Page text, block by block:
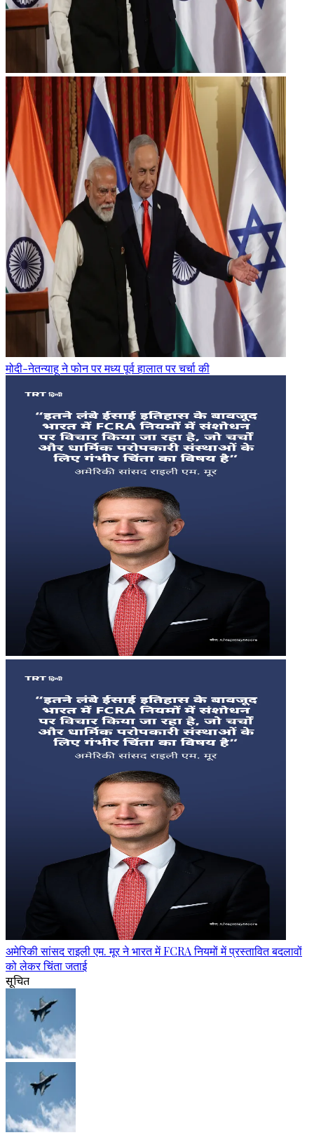
मोदी-नेतन्याहू ने फोन पर मध्य पूर्व हालात पर चर्चा की
अमेरिकी सांसद राइली एम. मूर ने भारत में FCRA नियमों में प्रस्तावित बदलावों
को लेकर चिंता जताई
सूचित